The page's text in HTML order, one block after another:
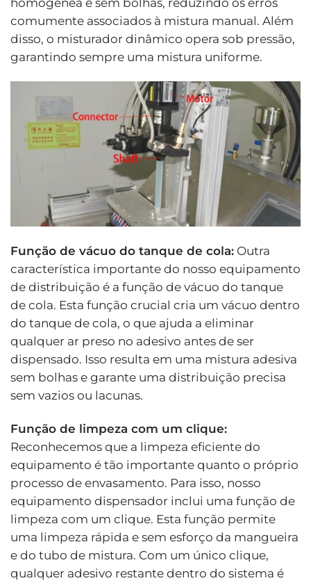
homogênea e sem bolhas, reduzindo os erros
comumente associados à mistura manual. Além
disso, o misturador dinâmico opera sob pressão,
garantindo sempre uma mistura uniforme.
Função de vácuo do tanque de cola: Outra
característica importante do nosso equipamento
de distribuição é a função de vácuo do tanque
de cola. Esta função crucial cria um vácuo dentro
do tanque de cola, o que ajuda a eliminar
qualquer ar preso no adesivo antes de ser
dispensado. Isso resulta em uma mistura adesiva
sem bolhas e garante uma distribuição precisa
sem vazios ou lacunas.
Função de limpeza com um clique:
Reconhecemos que a limpeza eficiente do
equipamento é tão importante quanto o próprio
processo de envasamento. Para isso, nosso
equipamento dispensador inclui uma função de
limpeza com um clique. Esta função permite
uma limpeza rápida e sem esforço da mangueira
e do tubo de mistura. Com um único clique,
qualquer adesivo restante dentro do sistema é